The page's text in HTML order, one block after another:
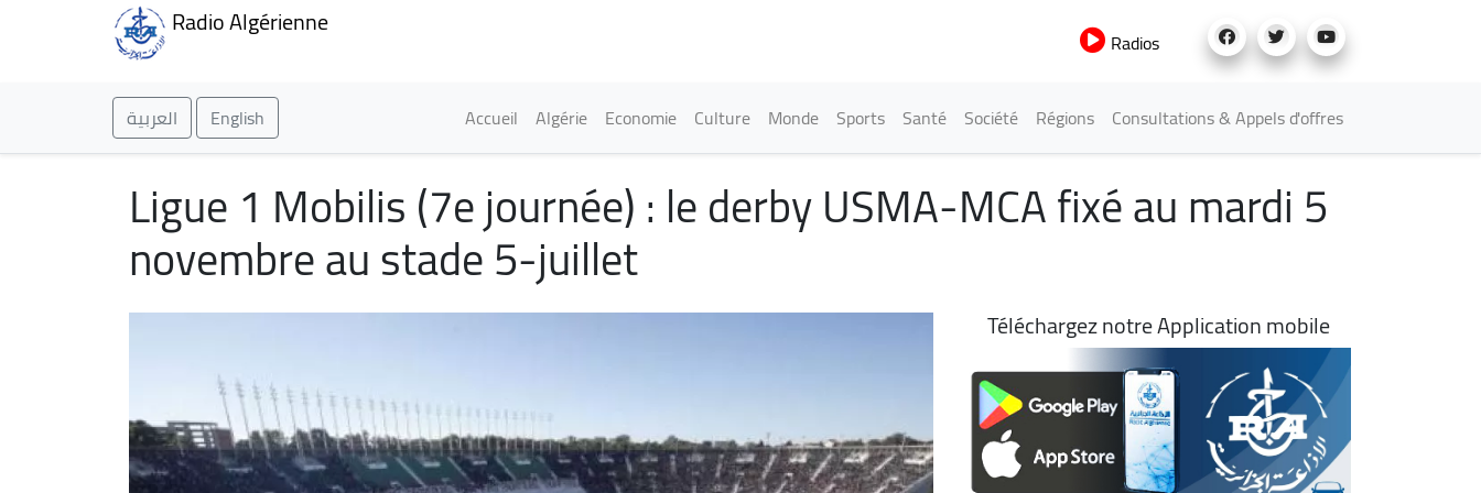
Radio Algérienne
Radios
العربية English Main navigation
Accueil Algérie Economie Culture Monde Sports Santé Société Régions Consultations & Appels d'offres
Ligue 1 Mobilis (7e journée) : le derby USMA-MCA fixé au mardi 5
novembre au stade 5-juillet
Téléchargez notre Application mobile